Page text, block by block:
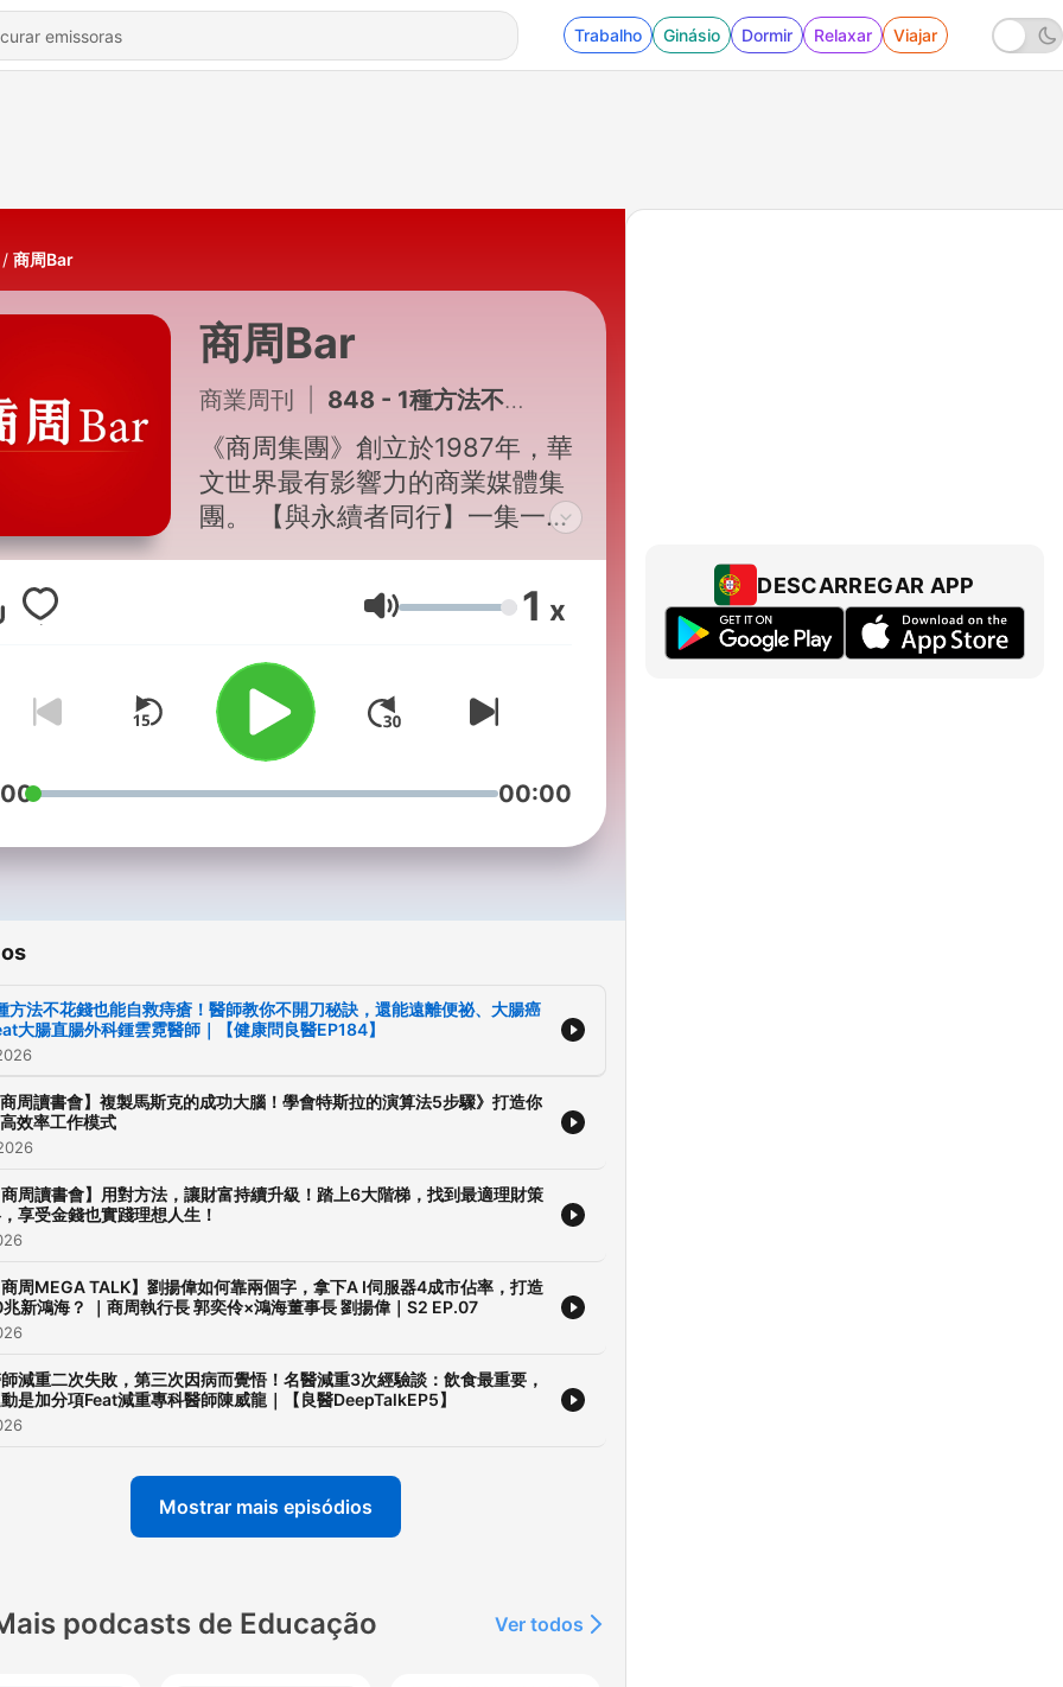
Trabalho Ginásio Dormir Relaxar Viajar
商周Bar
商周Bar
商業周刊 848 - 1種方法不花錢也能自救痔瘡！醫師教你不開刀秘訣，還能遠離便祕、大腸癌Feat大腸直腸外科鍾雲霓醫師｜【健康問良醫EP184】
《商周集團》創立於1987年，華
文世界最有影響力的商業媒體集
團。 【與永續者同行】一集一個
會、從公司治理3個面向，落地
ESG永續經營做法。 【轉型的兩
廷與一位創業者或CEO，對談新
創公司所面臨的種種挑戰。 【百
大顧問直播】集結跨產業顧問 即
時解答企業經營痛點 【商周讀書
邀請作者、跨界領讀人，分享好
問良醫】聆聽雙重良醫觀點，輕
線】整合傳播處製作，洞悉商業
超前趨勢、經營策略熱話題，解
Podcast平台聽商周
https://reurl.cc/pyXZMx √ 訂閱
https://reurl.cc/2g38mE √ 精彩
報導e手讀，下載APP商周+ ：
讚商周Facebook，時刻掌握時事
脈動： https://reurl.cc/KjDXQ9
重點： https://reurl.cc/bRxGEy
◆ 商周Telegram，補給成功人生
計畫：
Hosting provided by
SoundOn
Volume 1 x
00:00
方法不花錢也能自救痔瘡！醫師教你不開刀秘訣，還能遠離便祕、大腸癌
大腸直腸外科鍾雲霓醫師｜【健康問良醫EP184】
周讀書會】複製馬斯克的成功大腦！學會特斯拉的演算法5步驟》打造你
效率工作模式
周讀書會】用對方法，讓財富持續升級！踏上6大階梯，找到最適理財策
享受金錢也實踐理想人生！
周MEGA TALK】劉揚偉如何靠兩個字，拿下A I伺服器4成市佔率，打造
新鴻海？ ｜商周執行長 郭奕伶×鴻海董事長 劉揚偉｜S2 EP.07
減重二次失敗，第三次因病而覺悟！名醫減重3次經驗談：飲食最重要，
是加分項Feat減重專科醫師陳威龍｜【良醫DeepTalkEP5】
Mostrar mais episódios
podcasts de Educação Ver todos
DESCARREGAR APP